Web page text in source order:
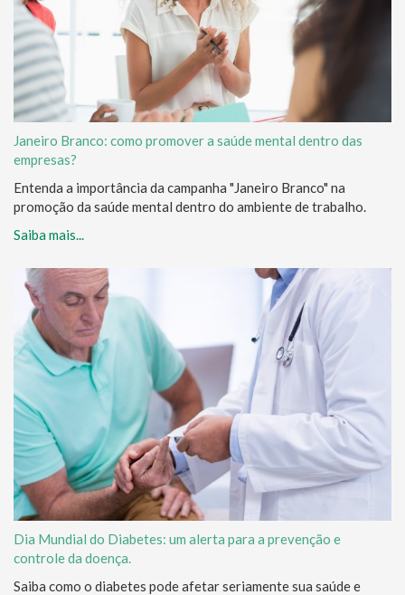
Janeiro Branco: como promover a saúde mental dentro das
empresas?
Entenda a importância da campanha "Janeiro Branco" na
promoção da saúde mental dentro do ambiente de trabalho.
Saiba mais...
Dia Mundial do Diabetes: um alerta para a prevenção e
controle da doença.
Saiba como o diabetes pode afetar seriamente sua saúde e